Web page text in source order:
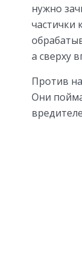
нужно
частички
а сверху
Против
Они